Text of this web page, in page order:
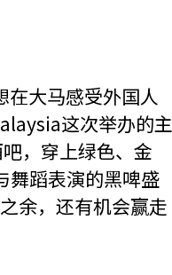
大马感受外国人
这次举办的主
，穿上绿色、金
舞蹈表演的黑啤盛
余，还有机会赢走